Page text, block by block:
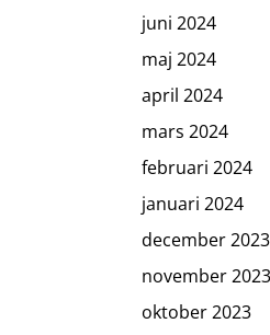
juni 2024
maj 2024
april 2024
mars 2024
februari 2024
januari 2024
december 2023
november 2023
oktober 2023